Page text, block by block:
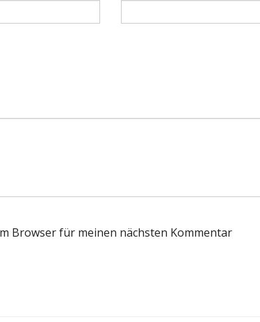
Browser für meinen nächsten Kommentar